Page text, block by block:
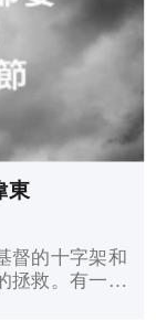
東
督的十字架和
拯救。有一